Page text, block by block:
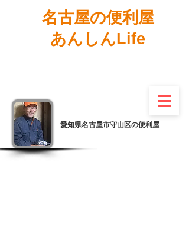
名古屋の便利屋
あんしんLife
愛知県名古屋市守山区の便利屋